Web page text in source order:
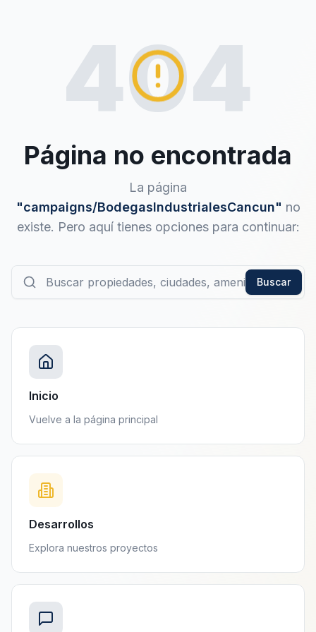
404
Página no encontrada
La página
"campaigns/BodegasIndustrialesCancun" no
existe. Pero aquí tienes opciones para continuar:
Buscar
Inicio
Vuelve a la página principal
Desarrollos
Explora nuestros proyectos